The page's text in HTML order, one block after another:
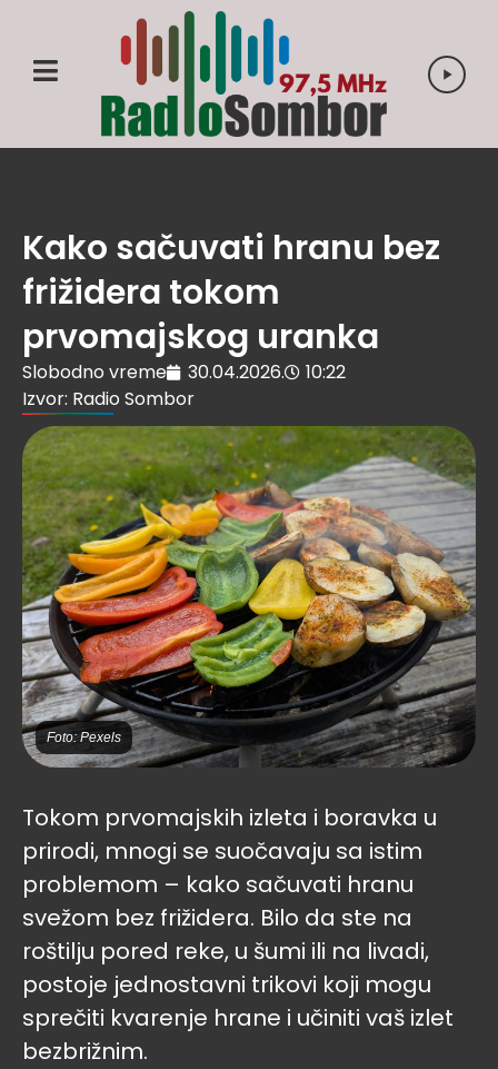
Kako sačuvati hranu bez
frižidera tokom
prvomajskog uranka
Slobodno vreme 30.04.2026.
10:22
Izvor: Radio Sombor
Foto: Pexels
Tokom prvomajskih izleta i boravka u
prirodi, mnogi se suočavaju sa istim
problemom – kako sačuvati hranu
svežom bez frižidera. Bilo da ste na
roštilju pored reke, u šumi ili na livadi,
postoje jednostavni trikovi koji mogu
sprečiti kvarenje hrane i učiniti vaš izlet
bezbrižnim.